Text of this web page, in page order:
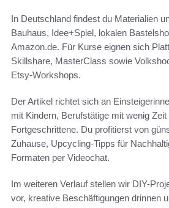
In Deutschland findest du Materialien
Bauhaus, Idee+Spiel, lokalen
Amazon.de. Für Kurse eignen sich
Skillshare, MasterClass sowie
Etsy-Workshops.
Der Artikel richtet sich an
mit Kindern, Berufstätige mit wenig
Fortgeschrittene. Du profitierst von
Zuhause, Upcycling-Tipps für
Formaten per Videochat.
Im weiteren Verlauf stellen wir DIY-
vor, kreative Beschäftigungen drinnen